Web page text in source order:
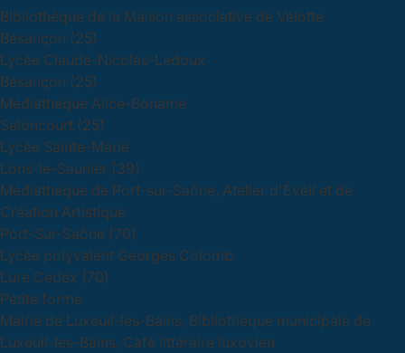
Bibliothèque de la Maison associative de Velotte
Besançon (25)
Lycée Claude-Nicolas-Ledoux
Besançon (25)
Médiathèque Alice-Boname
Seloncourt (25)
Lycée Sainte-Marie
Lons-le-Saunier (39)
Médiathèque de Port-sur-Saône, Atelier d'Éveil et de
Création Artistique
Port-Sur-Saône (70)
Lycée polyvalent Georges Colomb
Lure Cedex (70)
Petite forme
Mairie de Luxeuil-les-Bains, Bibliothèque municipale de
Luxeuil-les-Bains, Café littéraire luxovien